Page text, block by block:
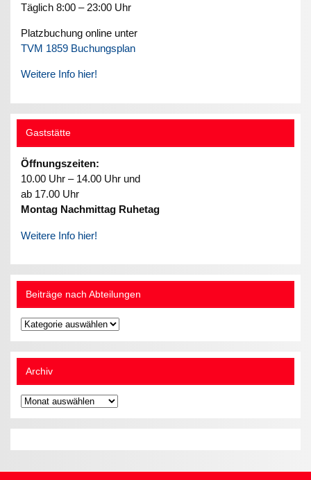
Täglich 8:00 – 23:00 Uhr
Platzbuchung online unter
TVM 1859 Buchungsplan
Weitere Info hier!
Gaststätte
Öffnungszeiten:
10.00 Uhr – 14.00 Uhr und
ab 17.00 Uhr
Montag Nachmittag Ruhetag
Weitere Info hier!
Beiträge nach Abteilungen
Beiträge
nach
Abteilungen
Archiv
Archiv